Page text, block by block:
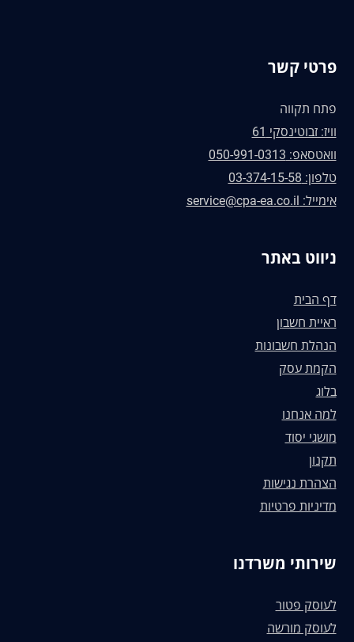
פרטי קשר
פתח תקווה
וויז: זבוטינסקי 61
וואטסאפ: 050-991-0313
טלפון: 03-374-15-58
אימייל: service@cpa-ea.co.il
ניווט באתר
דף הבית
ראיית חשבון
הנהלת חשבונות
הקמת עסק
בלוג
למה אנחנו
מושגי יסוד
תקנון
הצהרת נגישות
מדיניות פרטיות
שירותי משרדנו
לעוסק פטור
לעוסק מורשה